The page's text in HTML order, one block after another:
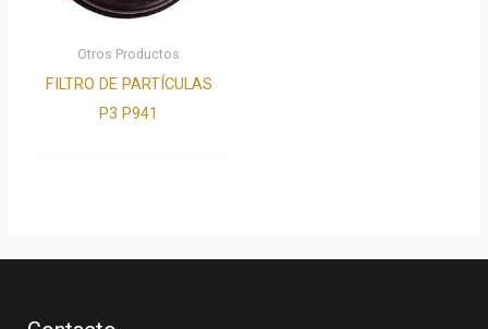
Otros Productos
FILTRO DE PARTÍCULAS
P3 P941